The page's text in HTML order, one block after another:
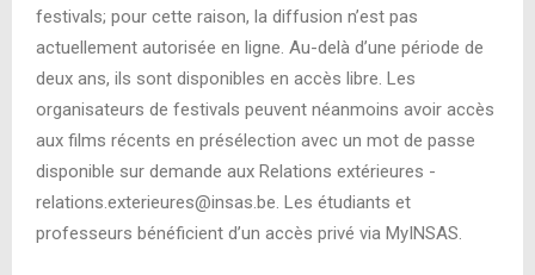
festivals; pour cette raison, la diffusion n’est pas
actuellement autorisée en ligne. Au-delà d’une période de
deux ans, ils sont disponibles en accès libre. Les
organisateurs de festivals peuvent néanmoins avoir accès
aux films récents en présélection avec un mot de passe
disponible sur demande aux Relations extérieures -
relations.exterieures@insas.be. Les étudiants et
professeurs bénéficient d’un accès privé via MyINSAS.